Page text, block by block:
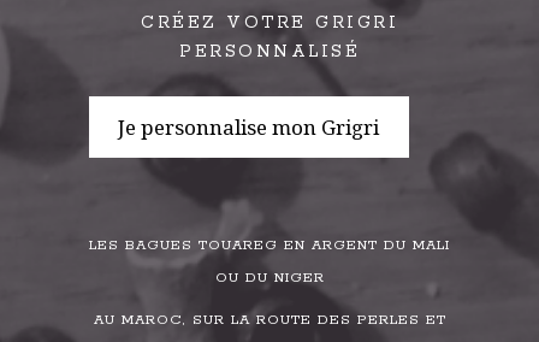
CRÉEZ VOTRE GRIGRI
PERSONNALISÉ
Je personnalise mon Grigri
LES BAGUES TOUAREG EN ARGENT DU MALI
OU DU NIGER
AU MAROC, SUR LA ROUTE DES PERLES ET